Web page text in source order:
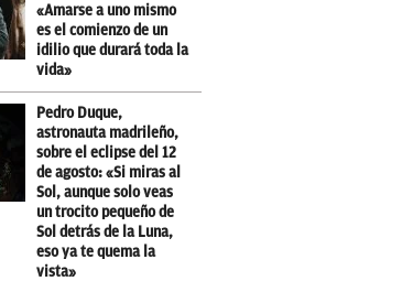
«Amarse a uno mismo
es el comienzo de un
idilio que durará toda la
vida»
Pedro Duque,
astronauta madrileño,
sobre el eclipse del 12
de agosto: «Si miras al
Sol, aunque solo veas
un trocito pequeño de
Sol detrás de la Luna,
eso ya te quema la
vista»